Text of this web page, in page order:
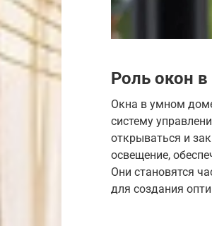
Роль окон
Окна в умном
систему
открываться и
освещение,
Они становятся
для создания